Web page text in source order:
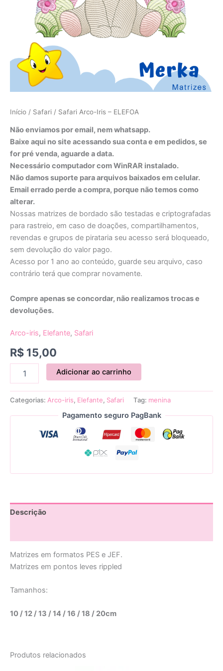
Início / Safari / Safari Arco-Iris – ELEFOA
Não enviamos por email, nem whatsapp.
Baixe aqui no site acessando sua conta e em pedidos, se
for pré venda, aguarde a data.
Necessário computador com WinRAR instalado.
Não damos suporte para arquivos baixados em celular.
Email errado perde a compra, porque não temos como
alterar.
Nossas matrizes de bordado são testadas e criptografadas
para rastreio, em caso de doações, compartilhamentos,
revendas e grupos de pirataria seu acesso será bloqueado,
sem devolução do valor pago.
Acesso por 1 ano ao conteúdo, guarde seu arquivo, caso
contrário terá que comprar novamente.
Compre apenas se concordar, não realizamos trocas e
devoluções.
Arco-iris, Elefante, Safari
R$ 15,00
Adicionar ao carrinho
Categorias: Arco-iris, Elefante, Safari Tag: menina
Pagamento seguro PagBank
Descrição
Matrizes em formatos PES e JEF.
Matrizes em pontos leves rippled
Tamanhos:
10 / 12 / 13 / 14 / 16 / 18 / 20cm
Produtos relacionados